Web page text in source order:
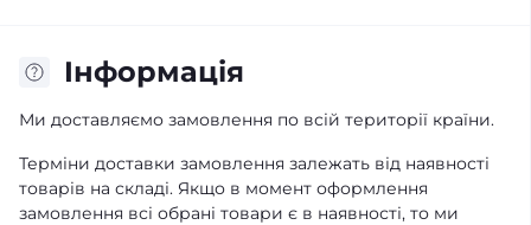
Iнформація
Ми доставляємо замовлення по всій території країни.
Терміни доставки замовлення залежать від наявності
товарів на складі. Якщо в момент оформлення
замовлення всі обрані товари є в наявності, то ми